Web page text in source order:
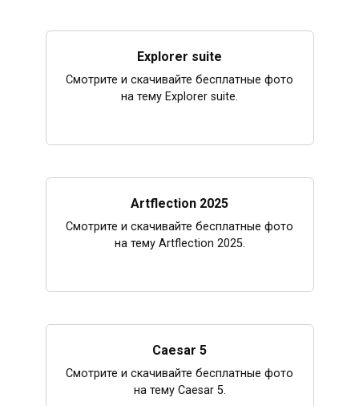
Explorer suite
Смотрите и скачивайте бесплатные фото
на тему Explorer suite.
Artflection 2025
Смотрите и скачивайте бесплатные фото
на тему Artflection 2025.
Caesar 5
Смотрите и скачивайте бесплатные фото
на тему Caesar 5.